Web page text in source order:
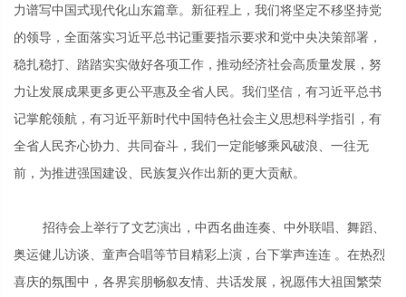
力谱写中国式现代化山东篇章。新征程上，我们将坚定不移坚持党
的领导，全面落实习近平总书记重要指示要求和党中央决策部署，
稳扎稳打、踏踏实实做好各项工作，推动经济社会高质量发展，努
力让发展成果更多更公平惠及全省人民。我们坚信，有习近平总书
记掌舵领航，有习近平新时代中国特色社会主义思想科学指引，有
全省人民齐心协力、共同奋斗，我们一定能够乘风破浪、一往无
前，为推进强国建设、民族复兴作出新的更大贡献。
招待会上举行了文艺演出，中西名曲连奏、中外联唱、舞蹈、
奥运健儿访谈、童声合唱等节目精彩上演，台下掌声连连 。在热烈
喜庆的氛围中，各界宾朋畅叙友情、共话发展，祝愿伟大祖国繁荣